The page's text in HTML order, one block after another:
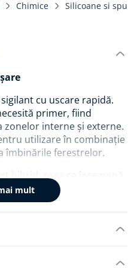
Chimice Silicoane si
cu uscare rapidă.
primer, fiind
interne și externe.
utilizare în combinație
îmbinările ferestrelor.
hibrid, ceea ce înseamnă
ale sigilanților de
sigilant hibrid SMP (Silane
a scurgerilor și
oate fi vopsit și este stabil
mult